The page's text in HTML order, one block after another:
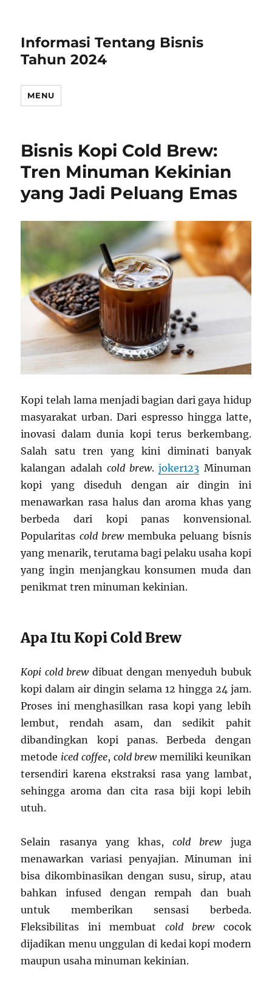
Informasi Tentang Bisnis
Tahun 2024
MENU
Bisnis Kopi Cold Brew:
Tren Minuman Kekinian
yang Jadi Peluang Emas
Kopi telah lama menjadi bagian dari gaya hidup
masyarakat urban. Dari espresso hingga latte,
inovasi dalam dunia kopi terus berkembang.
Salah satu tren yang kini diminati banyak
kalangan adalah cold brew.joker123 Minuman
kopi yang diseduh dengan air dingin ini
menawarkan rasa halus dan aroma khas yang
berbeda dari kopi panas konvensional.
Popularitas cold brewmembuka peluang bisnis
yang menarik, terutama bagi pelaku usaha kopi
yang ingin menjangkau konsumen muda dan
penikmat tren minuman kekinian.
Apa Itu Kopi Cold Brew
Kopi cold brewdibuat dengan menyeduh bubuk
kopi dalam air dingin selama 12 hingga 24 jam.
Proses ini menghasilkan rasa kopi yang lebih
lembut, rendah asam, dan sedikit pahit
dibandingkan kopi panas. Berbeda dengan
metode iced coffee, cold brewmemiliki keunikan
tersendiri karena ekstraksi rasa yang lambat,
sehingga aroma dan cita rasa biji kopi lebih
utuh.
Selain rasanya yang khas,cold brewjuga
menawarkan variasi penyajian. Minuman ini
bisa dikombinasikan dengan susu, sirup, atau
bahkan infused dengan rempah dan buah
untuk memberikan sensasi berbeda.
Fleksibilitas ini membuat cold brewcocok
dijadikan menu unggulan di kedai kopi modern
maupun usaha minuman kekinian.